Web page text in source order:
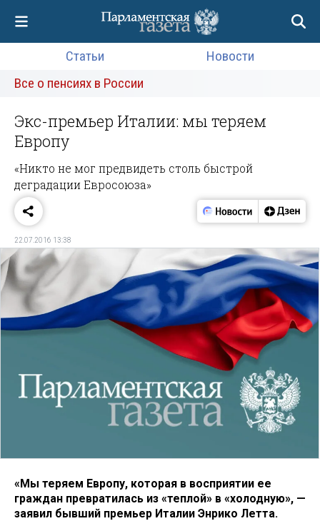
Статьи
Новости
Все о пенсиях в России
Экс-премьер Италии: мы теряем
Европу
«Никто не мог предвидеть столь быстрой
деградации Евросоюза»
22.07.2016 13:38
«Мы теряем Европу, которая в восприятии ее
граждан превратилась из «теплой» в «холодную», —
заявил бывший премьер Италии Энрико Летта.